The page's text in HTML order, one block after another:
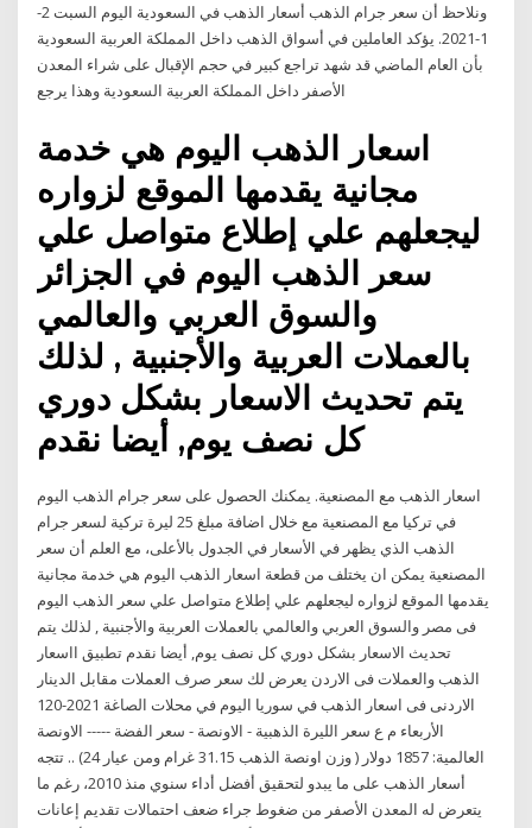
ونلاحظ أن سعر جرام الذهب أسعار الذهب في السعودية اليوم السبت 2-
1-2021. يؤكد العاملين في أسواق الذهب داخل المملكة العربية السعودية
بأن العام الماضي قد شهد تراجع كبير في حجم الإقبال على شراء المعدن
الأصفر داخل المملكة العربية السعودية وهذا يرجع
اسعار الذهب اليوم هي خدمة
مجانية يقدمها الموقع لزواره
ليجعلهم علي إطلاع متواصل علي
سعر الذهب اليوم في الجزائر
والسوق العربي والعالمي
بالعملات العربية والأجنبية , لذلك
يتم تحديث الاسعار بشكل دوري
كل نصف يوم, أيضا نقدم
اسعار الذهب مع المصنعية. يمكنك الحصول على سعر جرام الذهب اليوم
في تركيا مع المصنعية مع خلال اضافة مبلغ 25 ليرة تركية لسعر جرام
الذهب الذي يظهر في الأسعار في الجدول بالأعلى، مع العلم أن سعر
المصنعية يمكن ان يختلف من قطعة اسعار الذهب اليوم هي خدمة مجانية
يقدمها الموقع لزواره ليجعلهم علي إطلاع متواصل علي سعر الذهب اليوم
فى مصر والسوق العربي والعالمي بالعملات العربية والأجنبية , لذلك يتم
تحديث الاسعار بشكل دوري كل نصف يوم, أيضا نقدم تطبيق ااسعار
الذهب والعملات فى الاردن يعرض لك سعر صرف العملات مقابل الدينار
الاردنى فى اسعار الذهب في سوريا اليوم في محلات الصاغة 2021-120
الأربعاء م ع سعر الليرة الذهبية - الاونصة - سعر الفضة ----- الاونصة
العالمية: 1857 دولار ( وزن اونصة الذهب 31.15 غرام ومن عيار 24) .. تتجه
أسعار الذهب على ما يبدو لتحقيق أفضل أداء سنوي منذ 2010، رغم ما
يتعرض له المعدن الأصفر من ضغوط جراء ضعف احتمالات تقديم إعانات